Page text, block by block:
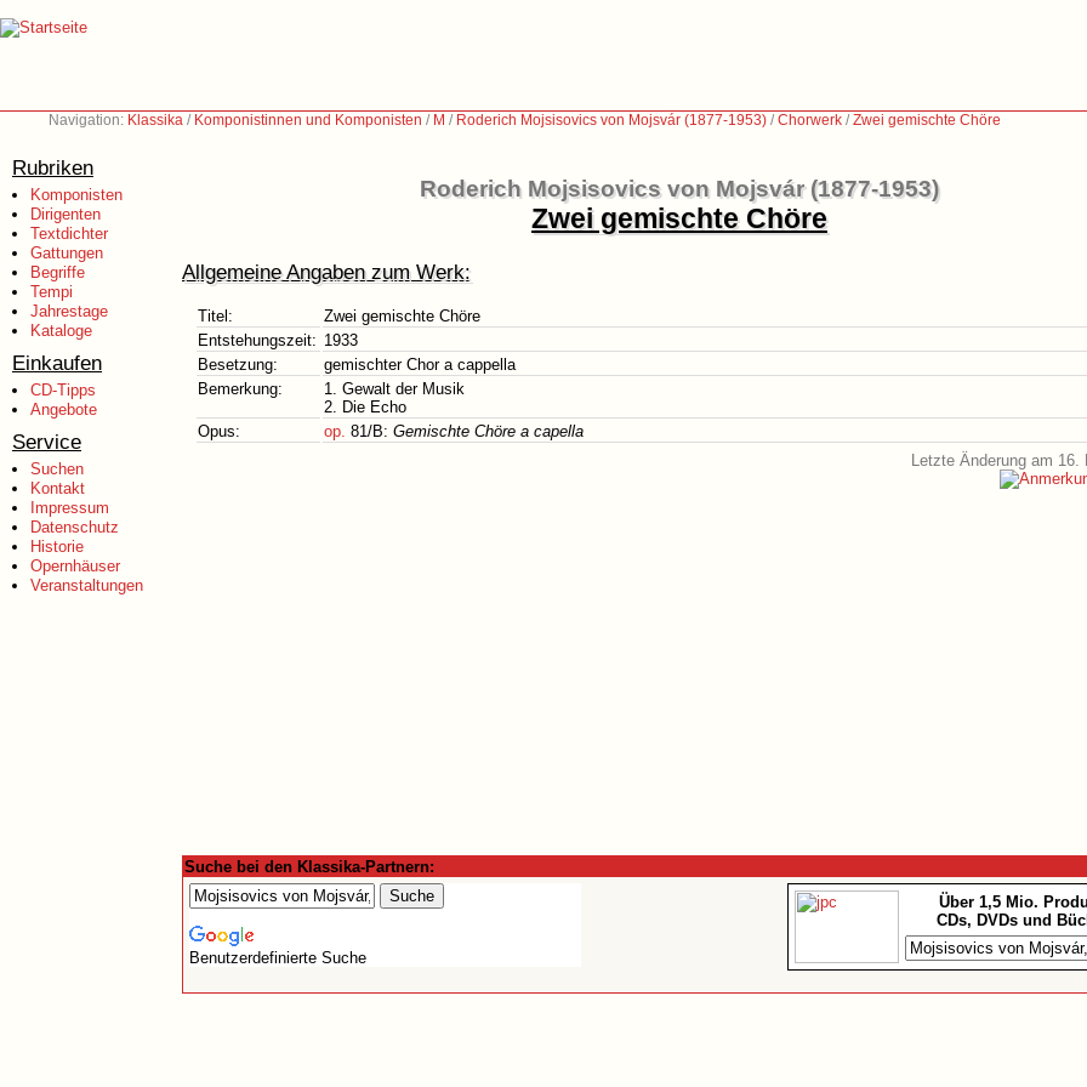
Navigation: Klassika / Komponistinnen und Komponisten / M / Roderich Mojsisovics von Mojsvár (1877-1953) /Chorwerk /Zwei gemischte Chöre
Rubriken
Komponisten
Dirigenten
Textdichter
Gattungen
Begriffe
Tempi
Jahrestage
Kataloge
Einkaufen
CD-Tipps
Angebote
Service
Suchen
Kontakt
Impressum
Datenschutz
Historie
Opernhäuser
Veranstaltungen
Roderich Mojsisovics von Mojsvár (1877-1953)
Zwei gemischte Chöre
Allgemeine Angaben zum Werk:
Titel:
Zwei gemischte Chöre
Entstehungszeit: 1933
Besetzung:
gemischter Chor a cappella
Bemerkung:
1. Gewalt der Musik
2. Die Echo
Opus:
op. 81/B: Gemischte Chöre a capella
Letzte Änderung am 16.
Suche bei den Klassika-Partnern:
Benutzerdefinierte Suche
Über 1,5 Mio.
CDs, DVDs und